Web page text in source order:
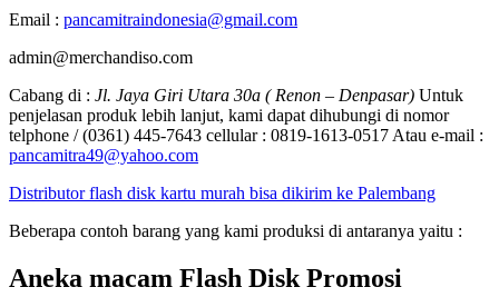
Email : pancamitraindonesia@gmail.com
admin@merchandiso.com
Cabang di : Jl. Jaya Giri Utara 30a ( Renon – Denpasar) Untuk
penjelasan produk lebih lanjut, kami dapat dihubungi di nomor
telphone / (0361) 445-7643 cellular : 0819-1613-0517 Atau e-mail :
pancamitra49@yahoo.com
Distributor flash disk kartu murah bisa dikirim ke Palembang
Beberapa contoh barang yang kami produksi di antaranya yaitu :
Aneka macam Flash Disk Promosi